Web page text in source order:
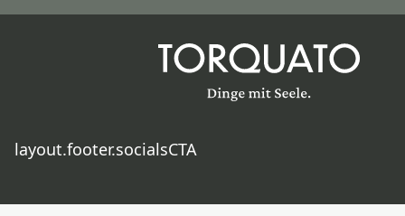
layout.footer.socialsCTA